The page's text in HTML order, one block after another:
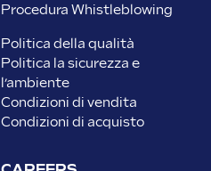
Procedura Whistleblowing
Politica della qualità
Politica la sicurezza e
l’ambiente
Condizioni di vendita
Condizioni di acquisto